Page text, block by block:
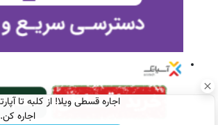
اجاره کن.